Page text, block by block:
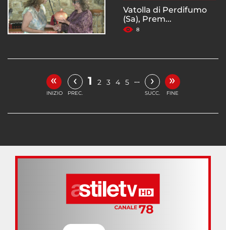
Vatolla di Perdifumo
(Sa), Prem...
8
«
INIZIO
‹
PREC.
1 2 3 4 5 … ›
SUCC.
»
FINE